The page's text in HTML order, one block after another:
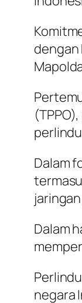
dengan
Dalam
Dalam
negara